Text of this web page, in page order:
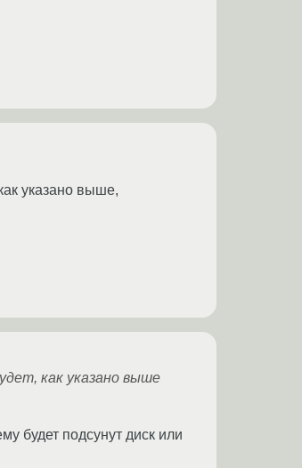
указано выше,
как указано выше
будет подсунут диск или